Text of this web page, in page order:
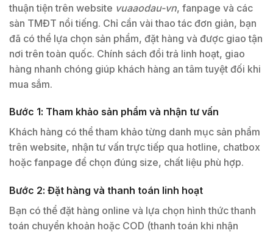
thuận tiện trên website vuaaodau-vn, fanpage và các
sàn TMĐT nổi tiếng. Chỉ cần vài thao tác đơn giản, bạn
đã có thể lựa chọn sản phẩm, đặt hàng và được giao tận
nơi trên toàn quốc. Chính sách đổi trả linh hoạt, giao
hàng nhanh chóng giúp khách hàng an tâm tuyệt đối khi
mua sắm.
Bước 1: Tham khảo sản phẩm và nhận tư vấn
Khách hàng có thể tham khảo từng danh mục sản phẩm
trên website, nhận tư vấn trực tiếp qua hotline, chatbox
hoặc fanpage để chọn đúng size, chất liệu phù hợp.
Bước 2: Đặt hàng và thanh toán linh hoạt
Bạn có thể đặt hàng online và lựa chọn hình thức thanh
toán chuyển khoản hoặc COD (thanh toán khi nhận